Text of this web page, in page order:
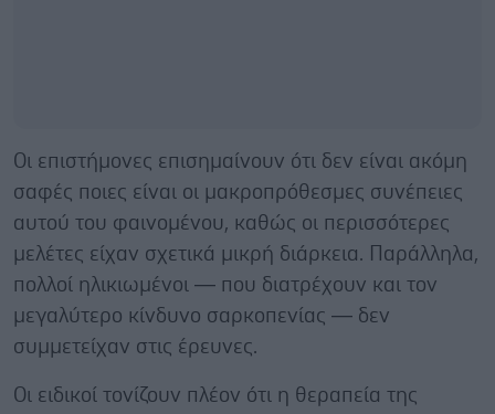
Οι επιστήμονες επισημαίνουν ότι δεν είναι ακόμη
σαφές ποιες είναι οι μακροπρόθεσμες συνέπειες
αυτού του φαινομένου, καθώς οι περισσότερες
μελέτες είχαν σχετικά μικρή διάρκεια. Παράλληλα,
πολλοί ηλικιωμένοι — που διατρέχουν και τον
μεγαλύτερο κίνδυνο σαρκοπενίας — δεν
συμμετείχαν στις έρευνες.
Οι ειδικοί τονίζουν πλέον ότι η θεραπεία της